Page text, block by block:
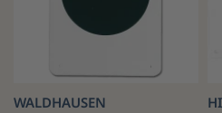
WALDHAUSEN